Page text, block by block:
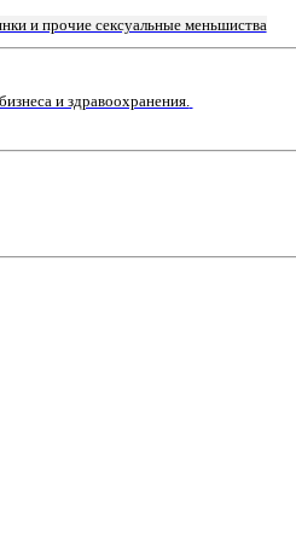
и прочие сексуальные меньшиства
и здравоохранения.